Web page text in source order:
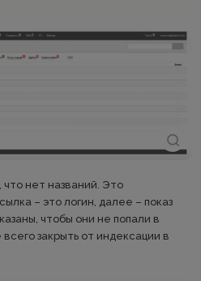
нет названий. Это
– это логин, далее – показ
чтобы они не попали в
закрыть от индексации в